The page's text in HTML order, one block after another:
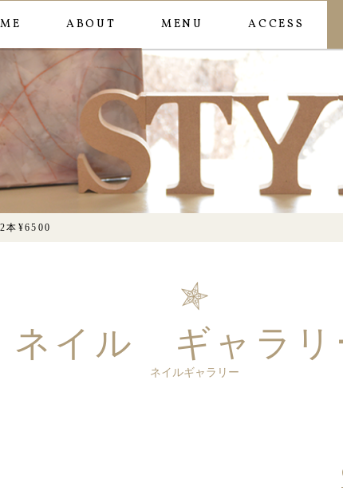
ABOUT MENU ACCESS
シンプルアート2本
本¥6500
ネイル ギャラリ
ネイルギャラリー